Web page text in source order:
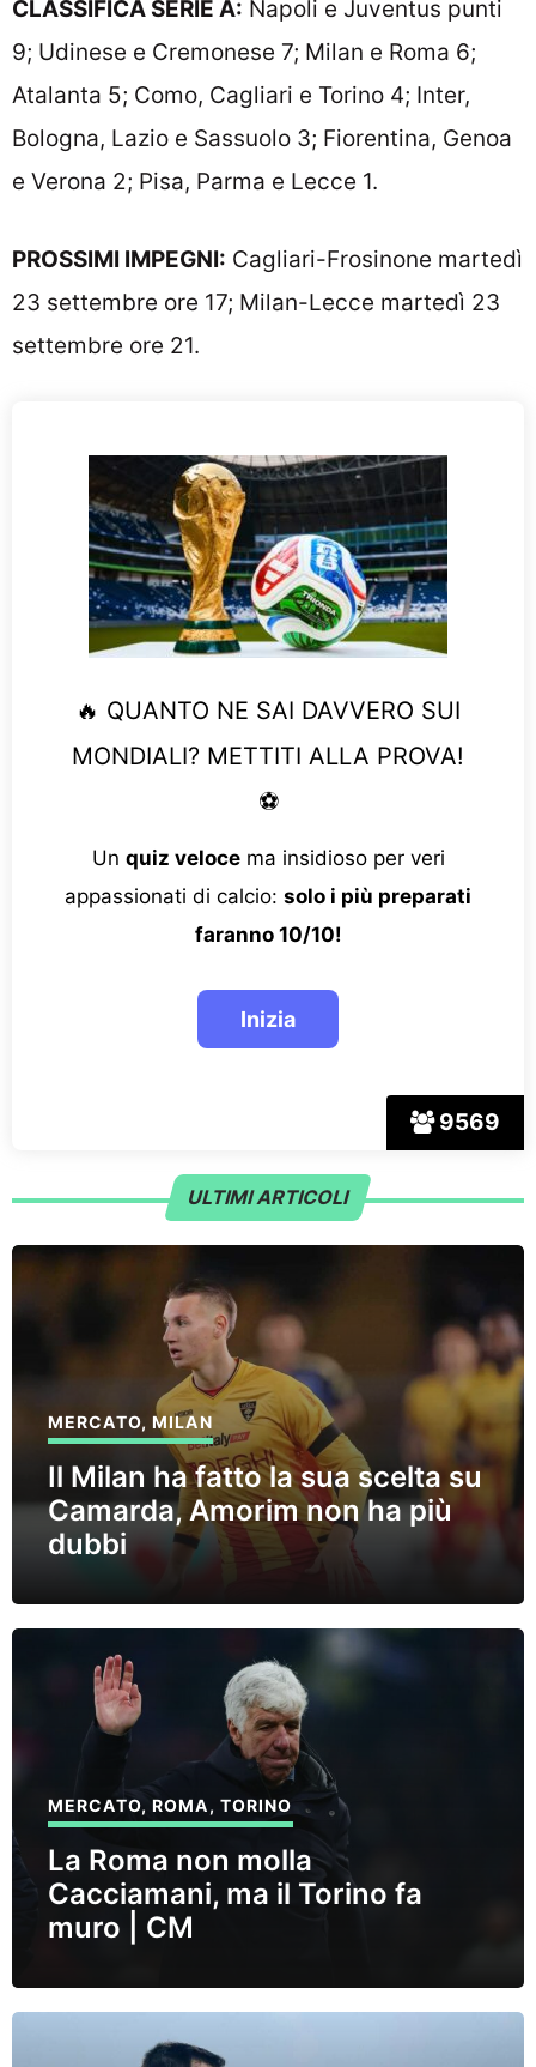
CLASSIFICA SERIE A: Napoli e Juventus punti
9; Udinese e Cremonese 7; Milan e Roma 6;
Atalanta 5; Como, Cagliari e Torino 4; Inter,
Bologna, Lazio e Sassuolo 3; Fiorentina, Genoa
e Verona 2; Pisa, Parma e Lecce 1.
PROSSIMI IMPEGNI: Cagliari-Frosinone martedì
23 settembre ore 17; Milan-Lecce martedì 23
settembre ore 21.
9569
🔥 QUANTO NE SAI DAVVERO SUI
MONDIALI? METTITI ALLA PROVA!
⚽
Un quiz velocema insidioso per veri
appassionati di calcio: solo i più preparati
faranno 10/10!
ULTIMI ARTICOLI
MERCATO,MILAN
Il Milan ha fatto la sua scelta su
Camarda, Amorim non ha più
dubbi
MERCATO,ROMA, TORINO
La Roma non molla
Cacciamani, ma il Torino fa
muro | CM